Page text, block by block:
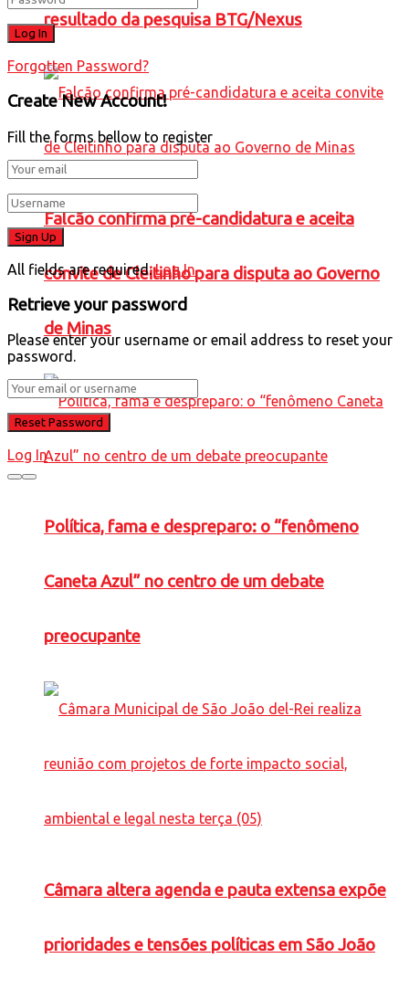
resultado da pesquisa BTG/Nexus
Falcão confirma pré-candidatura e aceita
convite de Cleitinho para disputa ao Governo
de Minas
Política, fama e despreparo: o “fenômeno
Caneta Azul” no centro de um debate
preocupante
Câmara altera agenda e pauta extensa expõe
prioridades e tensões políticas em São João
Forgotten Password?
Create New Account!
Fill the forms bellow to register
All fields are required. Log In
Retrieve your password
Please enter your username or email address to reset your
password.
Log In